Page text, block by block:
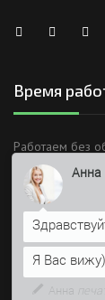
Время
Работаем без
Понедельник
Вторник
Среда
Четверг
Я Вас
Напишите
Возможно,
быстрее